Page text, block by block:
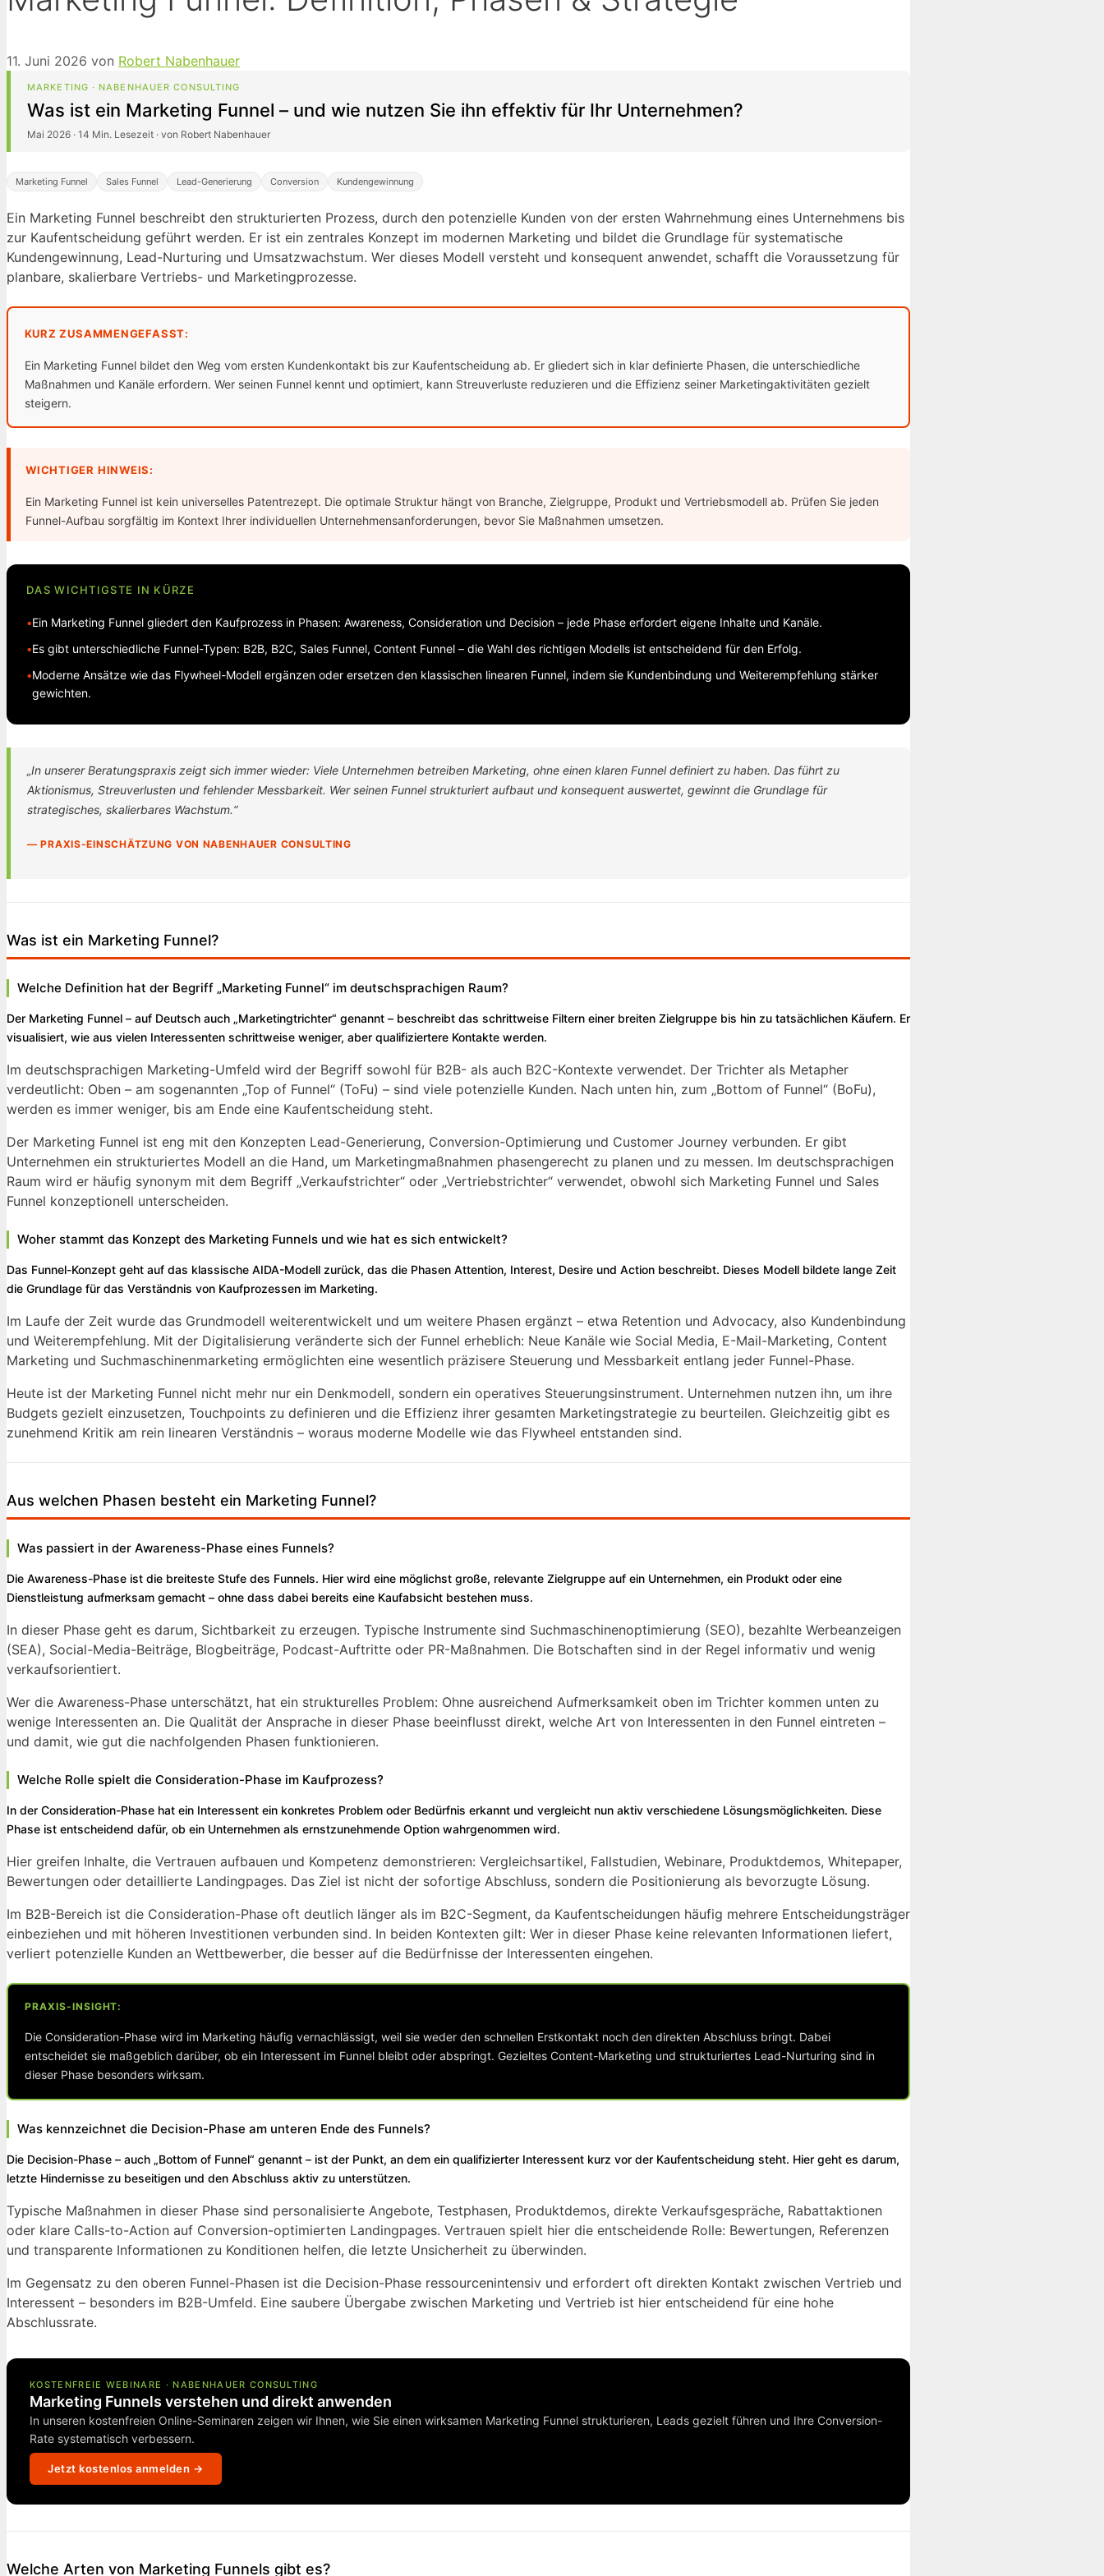
11. Juni 2026 von Robert Nabenhauer
MARKETING · NABENHAUER CONSULTING
Was ist ein Marketing Funnel – und wie nutzen Sie ihn effektiv für Ihr Unternehmen?
Mai 2026 · 14 Min. Lesezeit · von Robert Nabenhauer
Marketing Funnel Sales Funnel Lead-Generierung Conversion Kundengewinnung
Ein Marketing Funnel beschreibt den strukturierten Prozess, durch den potenzielle Kunden von der ersten Wahrnehmung eines Unternehmens bis
zur Kaufentscheidung geführt werden. Er ist ein zentrales Konzept im modernen Marketing und bildet die Grundlage für systematische
Kundengewinnung, Lead-Nurturing und Umsatzwachstum. Wer dieses Modell versteht und konsequent anwendet, schafft die Voraussetzung für
planbare, skalierbare Vertriebs- und Marketingprozesse.
KURZ ZUSAMMENGEFASST:
Ein Marketing Funnel bildet den Weg vom ersten Kundenkontakt bis zur Kaufentscheidung ab. Er gliedert sich in klar definierte Phasen, die unterschiedliche
Maßnahmen und Kanäle erfordern. Wer seinen Funnel kennt und optimiert, kann Streuverluste reduzieren und die Effizienz seiner Marketingaktivitäten gezielt
steigern.
WICHTIGER HINWEIS:
Ein Marketing Funnel ist kein universelles Patentrezept. Die optimale Struktur hängt von Branche, Zielgruppe, Produkt und Vertriebsmodell ab. Prüfen Sie jeden
Funnel-Aufbau sorgfältig im Kontext Ihrer individuellen Unternehmensanforderungen, bevor Sie Maßnahmen umsetzen.
DAS WICHTIGSTE IN KÜRZE
•Ein Marketing Funnel gliedert den Kaufprozess in Phasen: Awareness, Consideration und Decision – jede Phase erfordert eigene Inhalte und Kanäle.
•Es gibt unterschiedliche Funnel-Typen: B2B, B2C, Sales Funnel, Content Funnel – die Wahl des richtigen Modells ist entscheidend für den Erfolg.
•Moderne Ansätze wie das Flywheel-Modell ergänzen oder ersetzen den klassischen linearen Funnel, indem sie Kundenbindung und Weiterempfehlung stärker
gewichten.
„In unserer Beratungspraxis zeigt sich immer wieder: Viele Unternehmen betreiben Marketing, ohne einen klaren Funnel definiert zu haben. Das führt zu
Aktionismus, Streuverlusten und fehlender Messbarkeit. Wer seinen Funnel strukturiert aufbaut und konsequent auswertet, gewinnt die Grundlage für
strategisches, skalierbares Wachstum.“
— PRAXIS-EINSCHÄTZUNG VON NABENHAUER CONSULTING
Was ist ein Marketing Funnel?
Welche Definition hat der Begriff „Marketing Funnel“ im deutschsprachigen Raum?
Der Marketing Funnel – auf Deutsch auch „Marketingtrichter“ genannt – beschreibt das schrittweise Filtern einer breiten Zielgruppe bis hin zu tatsächlichen Käufern. Er
visualisiert, wie aus vielen Interessenten schrittweise weniger, aber qualifiziertere Kontakte werden.
Im deutschsprachigen Marketing-Umfeld wird der Begriff sowohl für B2B- als auch B2C-Kontexte verwendet. Der Trichter als Metapher
verdeutlicht: Oben – am sogenannten „Top of Funnel“ (ToFu) – sind viele potenzielle Kunden. Nach unten hin, zum „Bottom of Funnel“ (BoFu),
werden es immer weniger, bis am Ende eine Kaufentscheidung steht.
Der Marketing Funnel ist eng mit den Konzepten Lead-Generierung, Conversion-Optimierung und Customer Journey verbunden. Er gibt
Unternehmen ein strukturiertes Modell an die Hand, um Marketingmaßnahmen phasengerecht zu planen und zu messen. Im deutschsprachigen
Raum wird er häufig synonym mit dem Begriff „Verkaufstrichter“ oder „Vertriebstrichter“ verwendet, obwohl sich Marketing Funnel und Sales
Funnel konzeptionell unterscheiden.
Woher stammt das Konzept des Marketing Funnels und wie hat es sich entwickelt?
Das Funnel-Konzept geht auf das klassische AIDA-Modell zurück, das die Phasen Attention, Interest, Desire und Action beschreibt. Dieses Modell bildete lange Zeit
die Grundlage für das Verständnis von Kaufprozessen im Marketing.
Im Laufe der Zeit wurde das Grundmodell weiterentwickelt und um weitere Phasen ergänzt – etwa Retention und Advocacy, also Kundenbindung
und Weiterempfehlung. Mit der Digitalisierung veränderte sich der Funnel erheblich: Neue Kanäle wie Social Media, E-Mail-Marketing, Content
Marketing und Suchmaschinenmarketing ermöglichten eine wesentlich präzisere Steuerung und Messbarkeit entlang jeder Funnel-Phase.
Heute ist der Marketing Funnel nicht mehr nur ein Denkmodell, sondern ein operatives Steuerungsinstrument. Unternehmen nutzen ihn, um ihre
Budgets gezielt einzusetzen, Touchpoints zu definieren und die Effizienz ihrer gesamten Marketingstrategie zu beurteilen. Gleichzeitig gibt es
zunehmend Kritik am rein linearen Verständnis – woraus moderne Modelle wie das Flywheel entstanden sind.
Aus welchen Phasen besteht ein Marketing Funnel?
Was passiert in der Awareness-Phase eines Funnels?
Die Awareness-Phase ist die breiteste Stufe des Funnels. Hier wird eine möglichst große, relevante Zielgruppe auf ein Unternehmen, ein Produkt oder eine
Dienstleistung aufmerksam gemacht – ohne dass dabei bereits eine Kaufabsicht bestehen muss.
In dieser Phase geht es darum, Sichtbarkeit zu erzeugen. Typische Instrumente sind Suchmaschinenoptimierung (SEO), bezahlte Werbeanzeigen
(SEA), Social-Media-Beiträge, Blogbeiträge, Podcast-Auftritte oder PR-Maßnahmen. Die Botschaften sind in der Regel informativ und wenig
verkaufsorientiert.
Wer die Awareness-Phase unterschätzt, hat ein strukturelles Problem: Ohne ausreichend Aufmerksamkeit oben im Trichter kommen unten zu
wenige Interessenten an. Die Qualität der Ansprache in dieser Phase beeinflusst direkt, welche Art von Interessenten in den Funnel eintreten –
und damit, wie gut die nachfolgenden Phasen funktionieren.
Welche Rolle spielt die Consideration-Phase im Kaufprozess?
In der Consideration-Phase hat ein Interessent ein konkretes Problem oder Bedürfnis erkannt und vergleicht nun aktiv verschiedene Lösungsmöglichkeiten. Diese
Phase ist entscheidend dafür, ob ein Unternehmen als ernstzunehmende Option wahrgenommen wird.
Hier greifen Inhalte, die Vertrauen aufbauen und Kompetenz demonstrieren: Vergleichsartikel, Fallstudien, Webinare, Produktdemos, Whitepaper,
Bewertungen oder detaillierte Landingpages. Das Ziel ist nicht der sofortige Abschluss, sondern die Positionierung als bevorzugte Lösung.
Im B2B-Bereich ist die Consideration-Phase oft deutlich länger als im B2C-Segment, da Kaufentscheidungen häufig mehrere Entscheidungsträger
einbeziehen und mit höheren Investitionen verbunden sind. In beiden Kontexten gilt: Wer in dieser Phase keine relevanten Informationen liefert,
verliert potenzielle Kunden an Wettbewerber, die besser auf die Bedürfnisse der Interessenten eingehen.
PRAXIS-INSIGHT:
Die Consideration-Phase wird im Marketing häufig vernachlässigt, weil sie weder den schnellen Erstkontakt noch den direkten Abschluss bringt. Dabei
entscheidet sie maßgeblich darüber, ob ein Interessent im Funnel bleibt oder abspringt. Gezieltes Content-Marketing und strukturiertes Lead-Nurturing sind in
dieser Phase besonders wirksam.
Was kennzeichnet die Decision-Phase am unteren Ende des Funnels?
Die Decision-Phase – auch „Bottom of Funnel“ genannt – ist der Punkt, an dem ein qualifizierter Interessent kurz vor der Kaufentscheidung steht. Hier geht es darum,
letzte Hindernisse zu beseitigen und den Abschluss aktiv zu unterstützen.
Typische Maßnahmen in dieser Phase sind personalisierte Angebote, Testphasen, Produktdemos, direkte Verkaufsgespräche, Rabattaktionen
oder klare Calls-to-Action auf Conversion-optimierten Landingpages. Vertrauen spielt hier die entscheidende Rolle: Bewertungen, Referenzen
und transparente Informationen zu Konditionen helfen, die letzte Unsicherheit zu überwinden.
Im Gegensatz zu den oberen Funnel-Phasen ist die Decision-Phase ressourcenintensiv und erfordert oft direkten Kontakt zwischen Vertrieb und
Interessent – besonders im B2B-Umfeld. Eine saubere Übergabe zwischen Marketing und Vertrieb ist hier entscheidend für eine hohe
Abschlussrate.
KOSTENFREIE WEBINARE · NABENHAUER CONSULTING
Marketing Funnels verstehen und direkt anwenden
In unseren kostenfreien Online-Seminaren zeigen wir Ihnen, wie Sie einen wirksamen Marketing Funnel strukturieren, Leads gezielt führen und Ihre Conversion-
Rate systematisch verbessern.
Jetzt kostenlos anmelden →
Welche Arten von Marketing Funnels gibt es?